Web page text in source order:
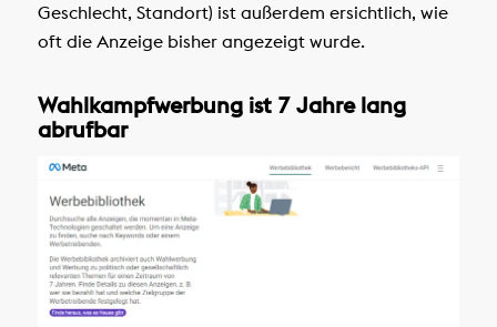
Geschlecht, Standort) ist außerdem ersichtlich, wie
oft die Anzeige bisher angezeigt wurde.
Wahlkampfwerbung ist 7 Jahre lang
abrufbar